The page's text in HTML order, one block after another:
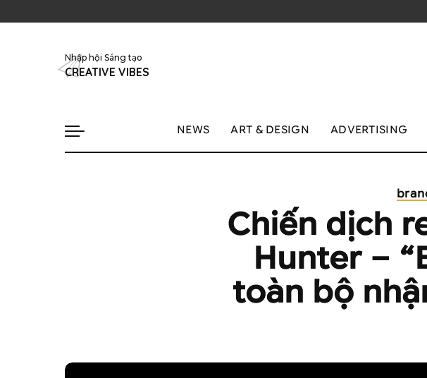
Nhập hội Sáng tạo
CREATIVE VIBES
NEWS ART & DESIGN ADVERTISING
Chiến dịch
Hunter –
toàn bộ